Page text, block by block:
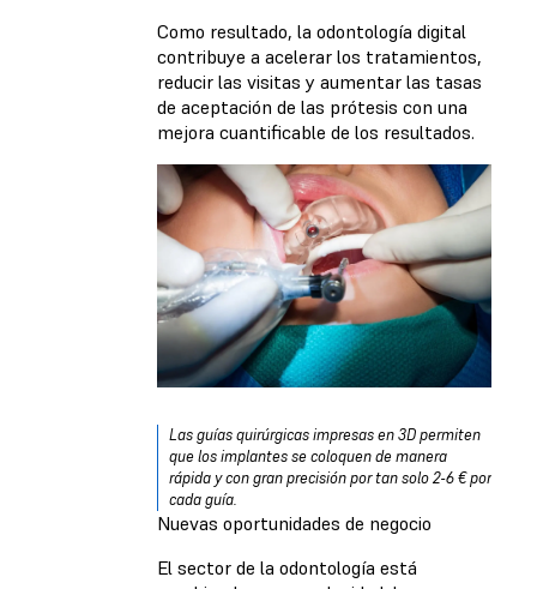
Como resultado, la odontología digital
contribuye a acelerar los tratamientos,
reducir las visitas y aumentar las tasas
de aceptación de las prótesis con una
mejora cuantificable de los resultados.
Las guías quirúrgicas impresas en 3D permiten
que los implantes se coloquen de manera
rápida y con gran precisión por tan solo 2-6 € por
cada guía.
Nuevas oportunidades de negocio
El sector de la odontología está